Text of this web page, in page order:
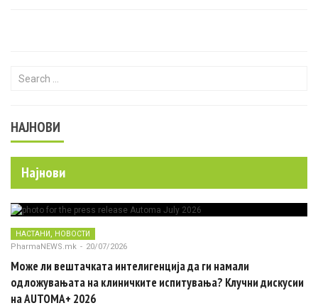
Search for:
НАЈНОВИ
Најнови
НАСТАНИ, НОВОСТИ
PharmaNEWS.mk - 20/07/2026
Може ли вештачката интелигенција да ги намали
одложувањата на клиничките испитувања? Клучни дискусии
на AUTOMA+ 2026